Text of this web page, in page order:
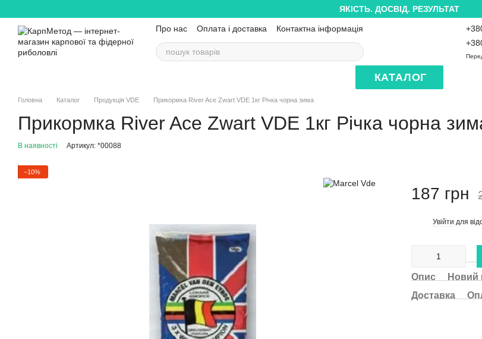
ЯКІСТЬ. ДОСВІД. РЕЗУЛЬТАТ
Про нас Оплата і доставка Контактна інформація
КАТАЛОГ
Головна Каталог Продукція VDE Прикормка River Ace Zwart VDE 1кг Річка чорна зима
Прикормка River Ace Zwart VDE 1кг Річка чорна
В наявності Артикул: *00088
−10%
187 грн
Увійти для
Опис
Новий
Доставка